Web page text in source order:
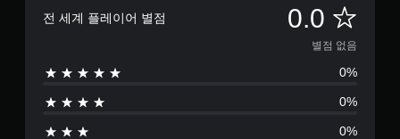
전 세계 플레이어 별점 0.0 별
점
없
음
별점 없음
0%
0%
0%